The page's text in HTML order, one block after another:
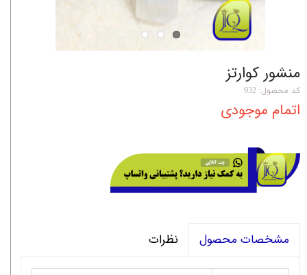
منشور کوارتز
کد محصول: 932
اتمام موجودی
مشخصات محصول نظرات